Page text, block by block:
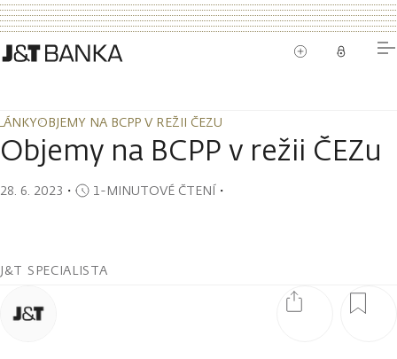
OBJEMY NA BCPP V REŽII ČEZU
OBJEMY NA BCPP V REŽII ČEZU
Objemy na BCPP v režii ČEZu
28. 6. 2023 ・ 1-MINUTOVÉ ČTENÍ・
J&T SPECIALISTA